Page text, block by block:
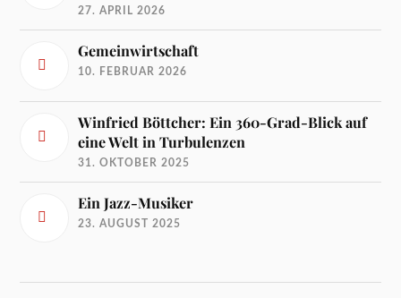
27. APRIL 2026
Gemeinwirtschaft
10. FEBRUAR 2026
Winfried Böttcher: Ein 360-Grad-Blick auf
eine Welt in Turbulenzen
31. OKTOBER 2025
Ein Jazz-Musiker
23. AUGUST 2025